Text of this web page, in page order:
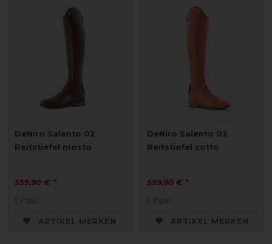
DeNiro Salento 02
Reitstiefel mosto
559,90 € *
1 Paar
ARTIKEL MERKEN
DeNiro Salento 02
Reitstiefel cotto
559,90 € *
1 Paar
ARTIKEL MERKEN